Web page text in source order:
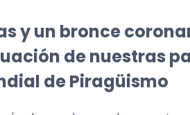
y un bronce
de nuestras
de Piragüismo